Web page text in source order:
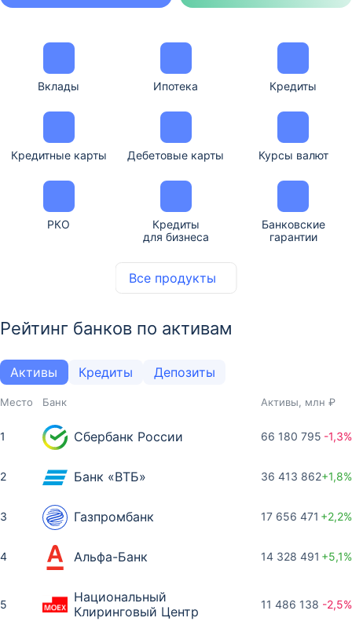
Все продукты
Вклады Ипотека Кредиты
Кредитные карты Дебетовые карты Курсы валют
РКО
Кредиты
для бизнеса
Банковские
гарантии
Рейтинг банков по активам
Активы Кредиты Депозиты
Место Банк Активы, млн ₽
1 Сбербанк России 66 180 795 -1,3%
2 Банк «ВТБ» 36 413 862+1,8%
3 Газпромбанк 17 656 471 +2,2%
4 Альфа-Банк 14 328 491 +5,1%
5
Национальный
Клиринговый Центр
11 486 138 -2,5%